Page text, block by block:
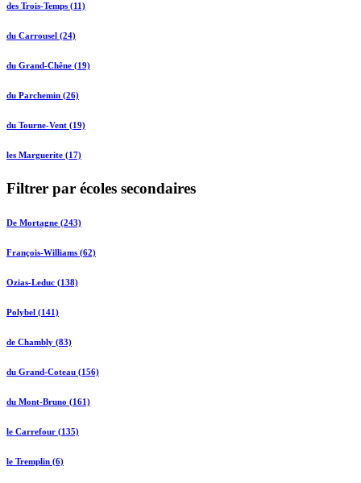
des Trois-Temps (11)
du Carrousel (24)
du Grand-Chêne (19)
du Parchemin (26)
du Tourne-Vent (19)
les Marguerite (17)
Filtrer par écoles secondaires
De Mortagne (243)
François-Williams (62)
Ozias-Leduc (138)
Polybel (141)
de Chambly (83)
du Grand-Coteau (156)
du Mont-Bruno (161)
le Carrefour (135)
le Tremplin (6)